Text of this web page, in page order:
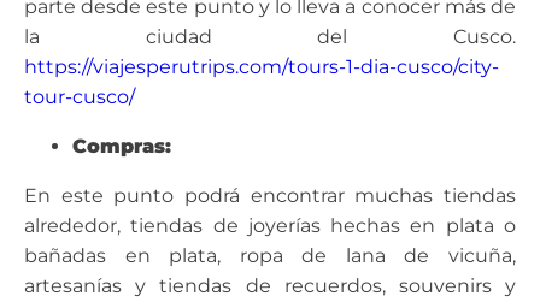
parte desde este punto y lo lleva a conocer más de
la ciudad del Cusco.
https://viajesperutrips.com/tours-1-dia-cusco/city-
tour-cusco/
Compras:
En este punto podrá encontrar muchas tiendas
alrededor, tiendas de joyerías hechas en plata o
bañadas en plata, ropa de lana de vicuña,
artesanías y tiendas de recuerdos, souvenirs y